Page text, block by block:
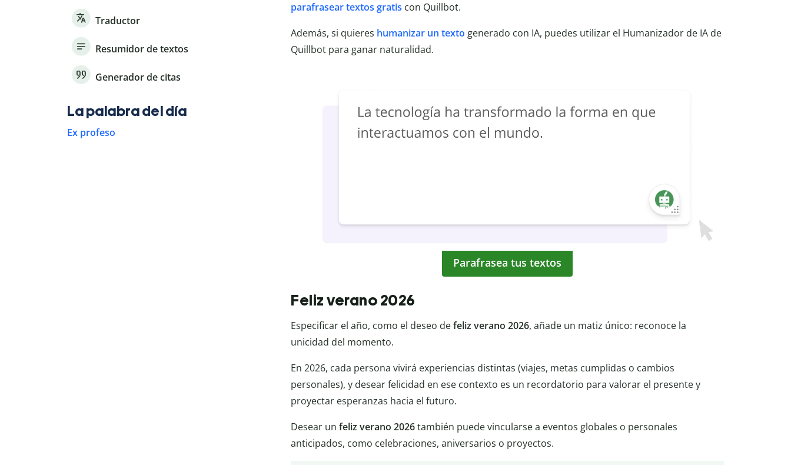
parafrasear textos gratis con Quillbot.
Además, si quieres humanizar un texto generado con IA, puedes utilizar el Humanizador de IA de
Quillbot para ganar naturalidad.
Parafrasea tus textos
Feliz verano 2026
Especificar el año, como el deseo defeliz verano 2026, añade un matiz único: reconoce la
unicidad del momento.
En 2026, cada persona vivirá experiencias distintas (viajes, metas cumplidas o cambios
personales), y desear felicidad en ese contexto es un recordatorio para valorar el presente y
proyectar esperanzas hacia el futuro.
Desear un feliz verano 2026también puede vincularse a eventos globales o personales
anticipados, como celebraciones, aniversarios o proyectos.
Traductor
Resumidor de textos
Generador de citas
La palabra del día
Ex profeso